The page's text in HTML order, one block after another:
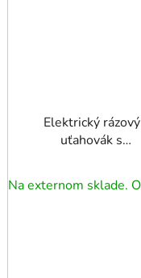
Elektrický rázový
uťahovák s
typu H(4)